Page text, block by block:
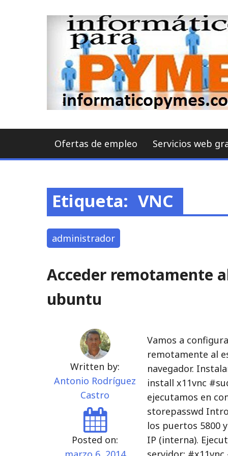
Ofertas de empleo Servicios web
Etiqueta: VNC
administrador
Acceder remotamente
ubuntu
Written by:
Antonio Rodríguez
Castro
Posted on:
Vamos a
remotamente al
navegador.
install x11vnc
ejecutamos en
storepasswd
los puertos 5800
IP (interna).